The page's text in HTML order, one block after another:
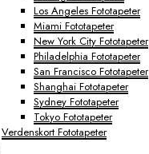
Los Angeles Fototapeter
Miami Fototapeter
New York City Fototapeter
Philadelphia Fototapeter
San Francisco Fototapeter
Shanghai Fototapeter
Sydney Fototapeter
Tokyo Fototapeter
Verdenskort Fototapeter